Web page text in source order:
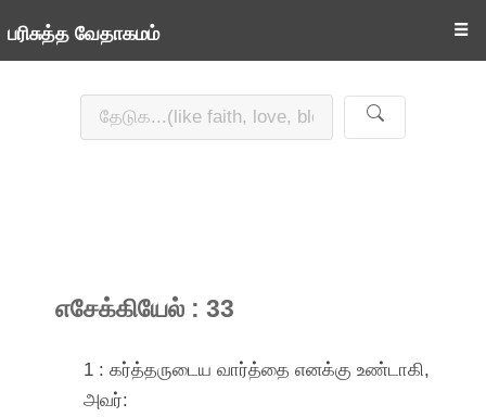
பரிசுத்த வேதாகமம் ☰
எசேக்கியேல் : 33
1 : கர்த்தருடைய வார்த்தை எனக்கு உண்டாகி,
அவர்: